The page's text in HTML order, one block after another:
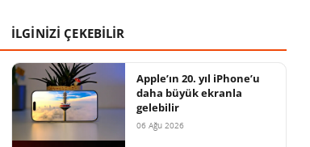
İLGİNİZİ ÇEKEBİLİR
Apple’ın 20. yıl iPhone’u
daha büyük ekranla
gelebilir
06 Ağu 2026